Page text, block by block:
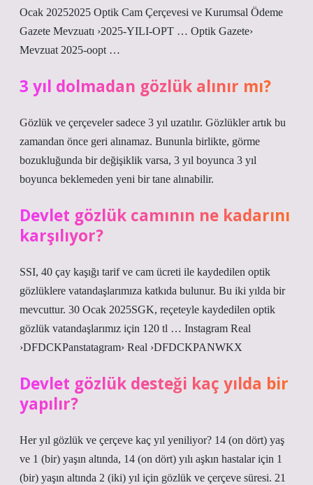
Ocak 20252025 Optik Cam Çerçevesi ve Kurumsal Ödeme
Gazete Mevzuatı ›2025-YILI-OPT … Optik Gazete›
Mevzuat 2025-oopt …
3 yıl dolmadan gözlük alınır mı?
Gözlük ve çerçeveler sadece 3 yıl uzatılır. Gözlükler artık bu
zamandan önce geri alınamaz. Bununla birlikte, görme
bozukluğunda bir değişiklik varsa, 3 yıl boyunca 3 yıl
boyunca beklemeden yeni bir tane alınabilir.
Devlet gözlük camının ne kadarını
karşılıyor?
SSI, 40 çay kaşığı tarif ve cam ücreti ile kaydedilen optik
gözlüklere vatandaşlarımıza katkıda bulunur. Bu iki yılda bir
mevcuttur. 30 Ocak 2025SGK, reçeteyle kaydedilen optik
gözlük vatandaşlarımız için 120 tl … Instagram Real
›DFDCKPanstatagram› Real ›DFDCKPANWKX
Devlet gözlük desteği kaç yılda bir
yapılır?
Her yıl gözlük ve çerçeve kaç yıl yeniliyor? 14 (on dört) yaş
ve 1 (bir) yaşın altında, 14 (on dört) yılı aşkın hastalar için 1
(bir) yaşın altında 2 (iki) yıl için gözlük ve çerçeve süresi. 21